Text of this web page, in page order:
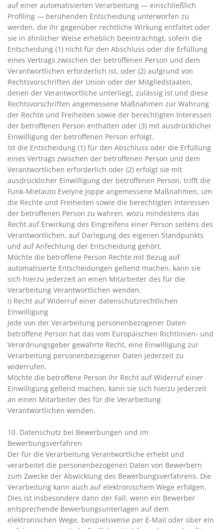
auf einer automatisierten Verarbeitung — einschließlich
Profiling — beruhenden Entscheidung unterworfen zu
werden, die ihr gegenüber rechtliche Wirkung entfaltet oder
sie in ähnlicher Weise erheblich beeinträchtigt, sofern die
Entscheidung (1) nicht für den Abschluss oder die Erfüllung
eines Vertrags zwischen der betroffenen Person und dem
Verantwortlichen erforderlich ist, oder (2) aufgrund von
Rechtsvorschriften der Union oder der Mitgliedstaaten,
denen der Verantwortliche unterliegt, zulässig ist und diese
Rechtsvorschriften angemessene Maßnahmen zur Wahrung
der Rechte und Freiheiten sowie der berechtigten Interessen
der betroffenen Person enthalten oder (3) mit ausdrücklicher
Einwilligung der betroffenen Person erfolgt.
Ist die Entscheidung (1) für den Abschluss oder die Erfüllung
eines Vertrags zwischen der betroffenen Person und dem
Verantwortlichen erforderlich oder (2) erfolgt sie mit
ausdrücklicher Einwilligung der betroffenen Person, trifft die
Funk-Mietauto Evelyne Joppe angemessene Maßnahmen, um
die Rechte und Freiheiten sowie die berechtigten Interessen
der betroffenen Person zu wahren, wozu mindestens das
Recht auf Erwirkung des Eingreifens einer Person seitens des
Verantwortlichen, auf Darlegung des eigenen Standpunkts
und auf Anfechtung der Entscheidung gehört.
Möchte die betroffene Person Rechte mit Bezug auf
automatisierte Entscheidungen geltend machen, kann sie
sich hierzu jederzeit an einen Mitarbeiter des für die
Verarbeitung Verantwortlichen wenden.
i) Recht auf Widerruf einer datenschutzrechtlichen
Einwilligung
Jede von der Verarbeitung personenbezogener Daten
betroffene Person hat das vom Europäischen Richtlinien- und
Verordnungsgeber gewährte Recht, eine Einwilligung zur
Verarbeitung personenbezogener Daten jederzeit zu
widerrufen.
Möchte die betroffene Person ihr Recht auf Widerruf einer
Einwilligung geltend machen, kann sie sich hierzu jederzeit
an einen Mitarbeiter des für die Verarbeitung
Verantwortlichen wenden.
10. Datenschutz bei Bewerbungen und im
Bewerbungsverfahren
Der für die Verarbeitung Verantwortliche erhebt und
verarbeitet die personenbezogenen Daten von Bewerbern
zum Zwecke der Abwicklung des Bewerbungsverfahrens. Die
Verarbeitung kann auch auf elektronischem Wege erfolgen.
Dies ist insbesondere dann der Fall, wenn ein Bewerber
entsprechende Bewerbungsunterlagen auf dem
elektronischen Wege, beispielsweise per E-Mail oder über ein